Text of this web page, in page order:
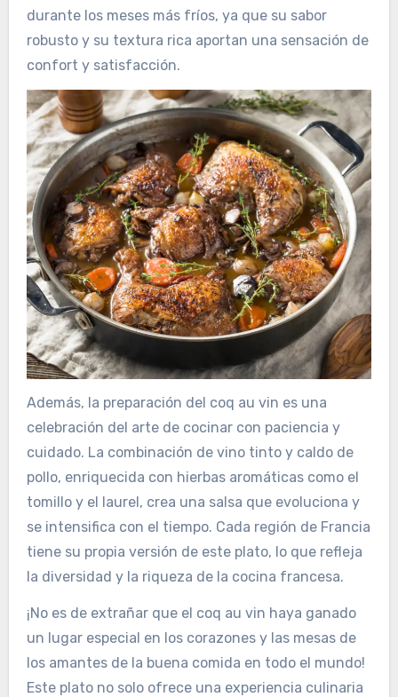
durante los meses más fríos, ya que su sabor
robusto y su textura rica aportan una sensación de
confort y satisfacción.
Además, la preparación del coq au vin es una
celebración del arte de cocinar con paciencia y
cuidado. La combinación de vino tinto y caldo de
pollo, enriquecida con hierbas aromáticas como el
tomillo y el laurel, crea una salsa que evoluciona y
se intensifica con el tiempo. Cada región de Francia
tiene su propia versión de este plato, lo que refleja
la diversidad y la riqueza de la cocina francesa.
¡No es de extrañar que el coq au vin haya ganado
un lugar especial en los corazones y las mesas de
los amantes de la buena comida en todo el mundo!
Este plato no solo ofrece una experiencia culinaria